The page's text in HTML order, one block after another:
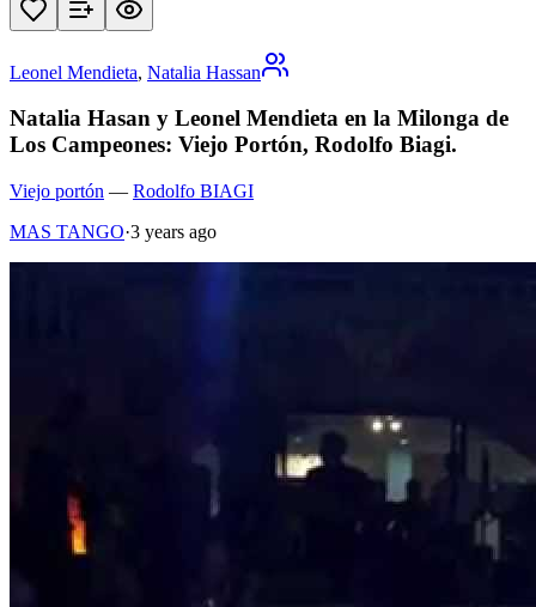
Leonel Mendieta, Natalia Hassan
Natalia Hasan y Leonel Mendieta en la Milonga de
Los Campeones: Viejo Portón, Rodolfo Biagi.
Viejo portón — Rodolfo BIAGI
MAS TANGO·3 years ago